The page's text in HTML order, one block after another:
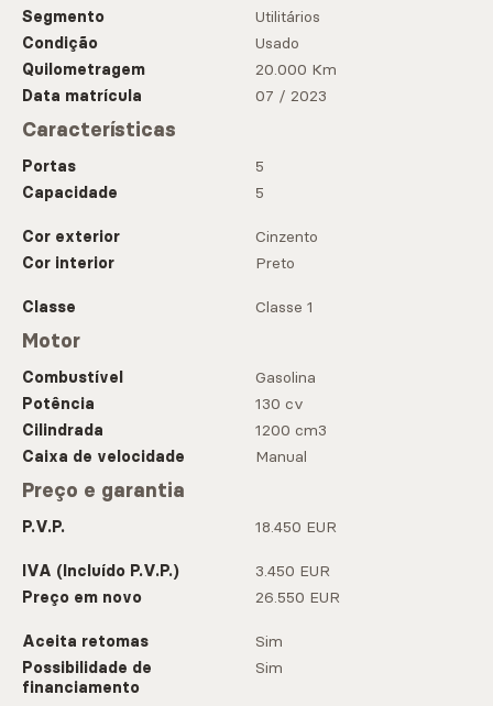
Segmento
Utilitários
Condição
Usado
Quilometragem
20.000 Km
Data matrícula
07 / 2023
Características
Portas
5
Capacidade
5
Cor exterior
Cinzento
Cor interior
Preto
Classe Classe 1
Motor
Combustível
Gasolina
Potência
130 cv
Cilindrada
1200 cm3
Caixa de velocidade
Manual
Preço e garantia
P.V.P. 18.450 EUR
IVA (Incluído P.V.P.)
3.450 EUR
Preço em novo
26.550 EUR
Aceita retomas
Sim
Possibilidade de
financiamento
Sim